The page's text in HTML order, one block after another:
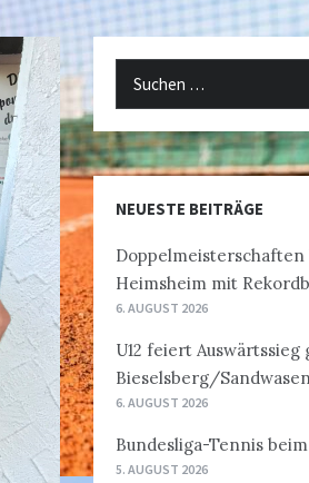
NEUESTE BEITRÄGE
Doppelmeisterschaften
Heimsheim mit
6. AUGUST 2026
U12 feiert Auswärtssieg
Bieselsberg/
6. AUGUST 2026
Bundesliga-Tennis
5. AUGUST 2026